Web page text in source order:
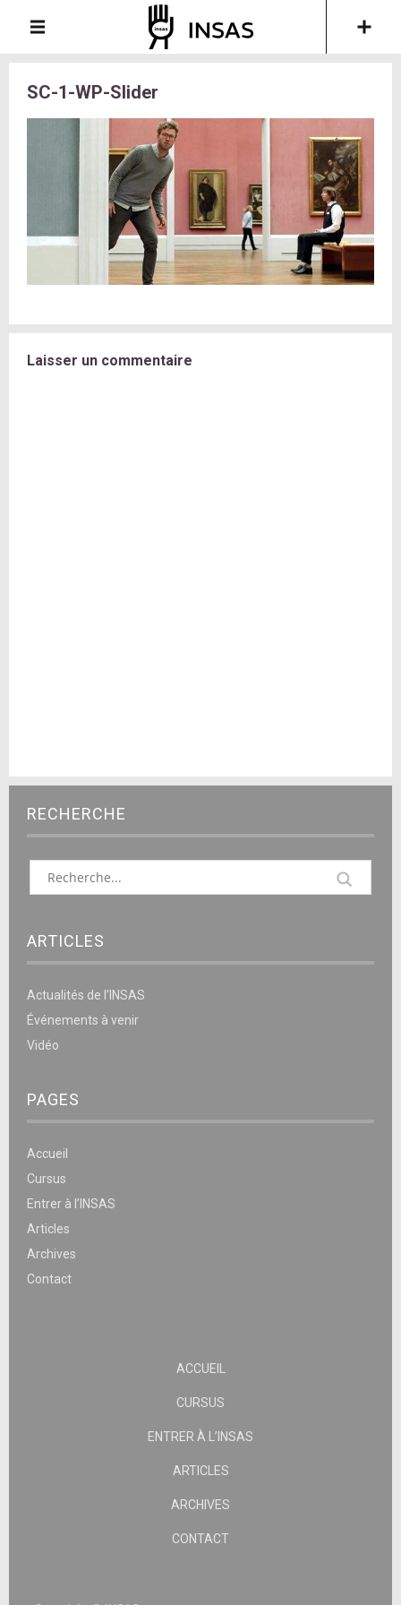
SC-1-WP-Slider
Laisser un commentaire
RECHERCHE
ARTICLES
Actualités de l’INSAS
Événements à venir
Vidéo
PAGES
Accueil
Cursus
Entrer à l’INSAS
Articles
Archives
Contact
ACCUEIL
CURSUS
ENTRER À L’INSAS
ARTICLES
ARCHIVES
CONTACT